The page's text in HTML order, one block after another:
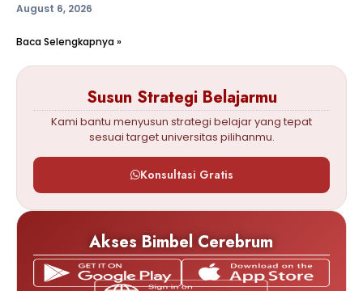
August 6, 2026
Baca Selengkapnya »
Susun Strategi Belajarmu
Kami bantu menyusun strategi belajar yang tepat
sesuai target universitas pilihanmu.
Konsultasi Gratis
Akses Bimbel Cerebrum